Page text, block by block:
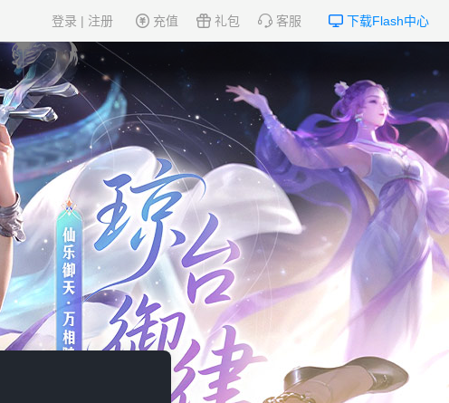
下载Flash中心
客服
礼包
充值
登录 | 注册